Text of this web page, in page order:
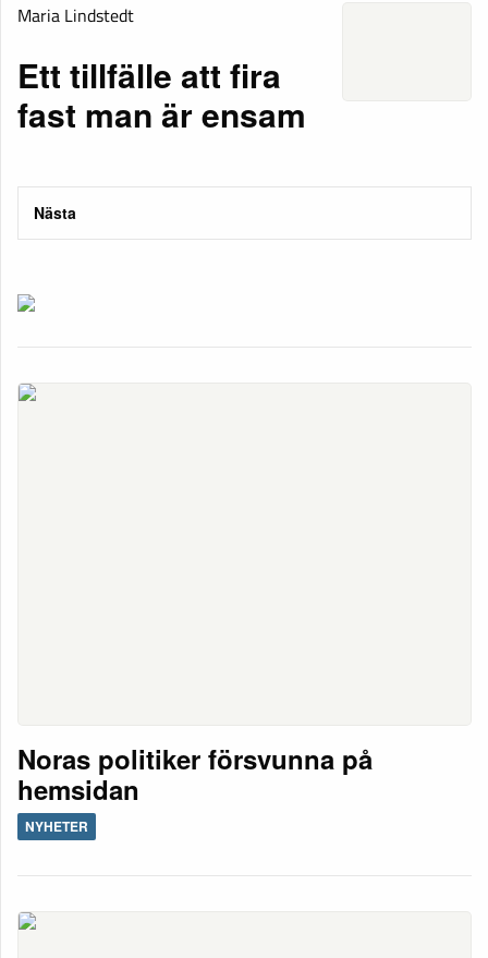
Maria Lindstedt
Ett tillfälle att fira
fast man är ensam
Nästa
Noras politiker försvunna på
hemsidan
NYHETER